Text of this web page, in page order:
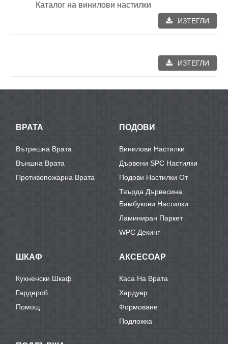
Каталог на винилови настилки
ИЗТЕГЛИ
ИЗТЕГЛИ
ВРАТА
Вътрешна Врата
Външна Врата
Противопожарна Врата
ПОДОВИ
Винилови Настилки
Дървени SPC Настилки
Подови Настилки От
Твърда Дървесина
Бамбукови Настилки
Ламиниран Паркет
WPC Декинг
ШКАФ
Кухненски Шкаф
Гардероб
Помощ
АКСЕСОАР
Каса На Врата
Хардуер
Формоване
Подложка